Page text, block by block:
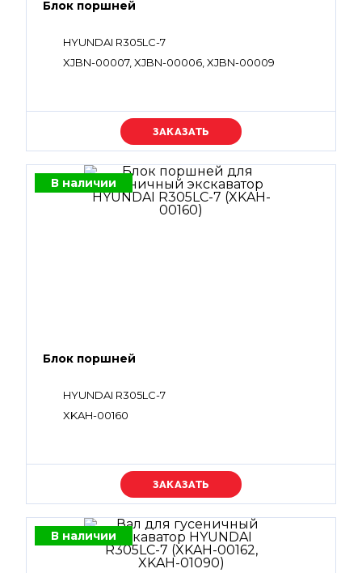
Блок поршней
HYUNDAI R305LC-7
XJBN-00007, XJBN-00006, XJBN-00009
Уточняйте цену
В наличии
Блок поршней
HYUNDAI R305LC-7
XKAH-00160
Уточняйте цену
В наличии